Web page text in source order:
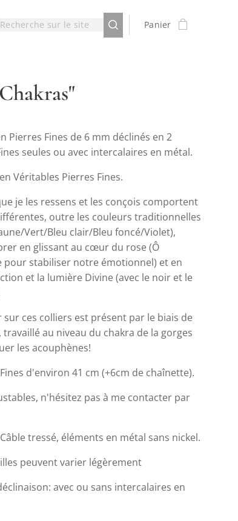
Panier
Pierres Fines de 6 mm déclinés en 2
seules ou avec intercalaires en métal.
Véritables Pierres Fines.
je les ressens et les conçois comportent
outre les couleurs traditionnelles
Vert/Bleu clair/Bleu foncé/Violet),
en glissant au cœur du rose (Ô
pour stabiliser notre émotionnel) et en
et la lumière Divine (avec le noir et le
sur ces colliers est présent par le biais de
travaillé au niveau du chakra de la gorges
les acouphènes!
d'environ 41 cm (+6cm de chaînette).
n'hésitez pas à me contacter par
tressé, éléments en métal sans nickel.
peuvent varier légèrement
avec ou sans intercalaires en